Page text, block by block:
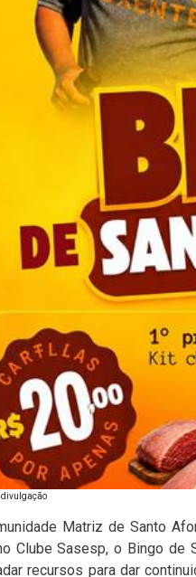
divulgação
Matriz de Santo
Clube Sasesp, o Bingo de
recursos para dar